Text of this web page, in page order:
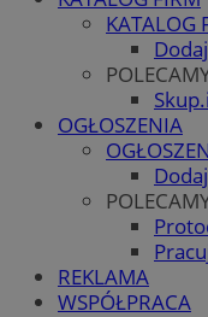
KATALOG
OGŁOSZENIA
REKLAMA
WSPÓŁPRACA